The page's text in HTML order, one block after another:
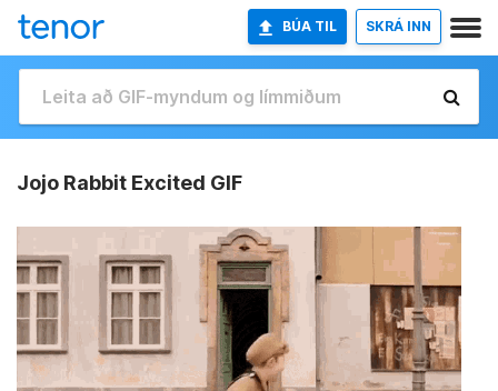
BÚA TIL SKRÁ INN
Jojo Rabbit Excited GIF